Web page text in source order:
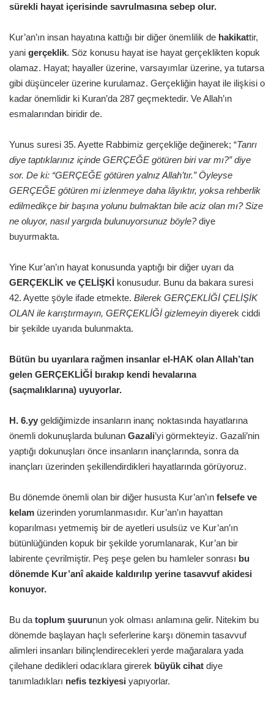
sürekli hayat içerisinde savrulmasına sebep olur.
Kur’an’ın insan hayatına kattığı bir diğer önemlilik de hakikattir,
yani gerçeklik. Söz konusu hayat ise hayat gerçeklikten kopuk
olamaz. Hayat; hayaller üzerine, varsayımlar üzerine, ya tutarsa
gibi düşünceler üzerine kurulamaz. Gerçekliğin hayat ile ilişkisi o
kadar önemlidir ki Kuran’da 287 geçmektedir. Ve Allah’ın
esmalarından biridir de.
Yunus suresi 35. Ayette Rabbimiz gerçekliğe değinerek; “Tanrı
diye taptıklarınız içinde GERÇEĞE götüren biri var mı?” diye
sor. De ki: “GERÇEĞE götüren yalnız Allah’tır.” Öyleyse
GERÇEĞE götüren mi izlenmeye daha lâyıktır, yoksa rehberlik
edilmedikçe bir başına yolunu bulmaktan bile aciz olan mı? Size
ne oluyor, nasıl yargıda bulunuyorsunuz böyle?diye
buyurmakta.
Yine Kur’an’ın hayat konusunda yaptığı bir diğer uyarı da
GERÇEKLİK ve ÇELİŞKİ konusudur. Bunu da bakara suresi
42. Ayette şöyle ifade etmekte. Bilerek GERÇEKLİĞİ ÇELİŞİK
OLAN ile karıştırmayın, GERÇEKLİĞİ gizlemeyin diyerek ciddi
bir şekilde uyarıda bulunmakta.
Bütün bu uyarılara rağmen insanlar el-HAK olan Allah’tan
gelen GERÇEKLİĞİ bırakıp kendi hevalarına
(saçmalıklarına) uyuyorlar.
H. 6.yy geldiğimizde insanların inanç noktasında hayatlarına
önemli dokunuşlarda bulunan Gazali’yi görmekteyiz. Gazali’nin
yaptığı dokunuşları önce insanların inançlarında, sonra da
inançları üzerinden şekillendirdikleri hayatlarında görüyoruz.
Bu dönemde önemli olan bir diğer hususta Kur’an’ın felsefe ve
kelam üzerinden yorumlanmasıdır. Kur’an’ın hayattan
koparılması yetmemiş bir de ayetleri usulsüz ve Kur’an’ın
bütünlüğünden kopuk bir şekilde yorumlanarak, Kur’an bir
labirente çevrilmiştir. Peş peşe gelen bu hamleler sonrası bu
dönemde Kur’anî akaide kaldırılıp yerine tasavvuf akidesi
konuyor.
Bu da toplum şuurunun yok olması anlamına gelir. Nitekim bu
dönemde başlayan haçlı seferlerine karşı dönemin tasavvuf
alimleri insanları bilinçlendirecekleri yerde mağaralara yada
çilehane dedikleri odacıklara girerek büyük cihat diye
tanımladıkları nefis tezkiyesi yapıyorlar.